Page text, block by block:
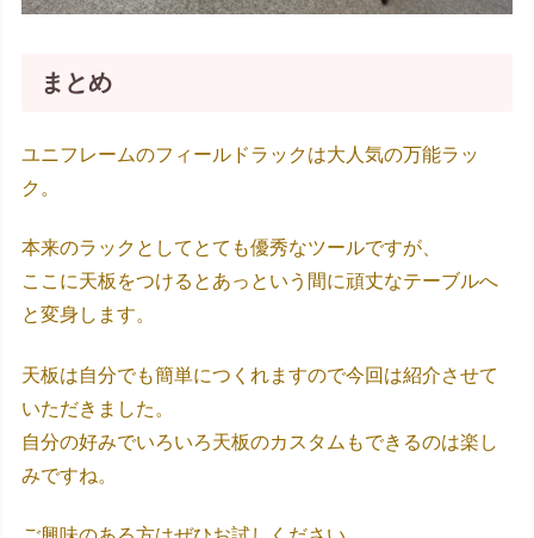
まとめ
ユニフレームのフィールドラックは大人気の万能ラッ
ク。
本来のラックとしてとても優秀なツールですが、
ここに天板をつけるとあっという間に頑丈なテーブルへ
と変身します。
天板は自分でも簡単につくれますので今回は紹介させて
いただきました。
自分の好みでいろいろ天板のカスタムもできるのは楽し
みですね。